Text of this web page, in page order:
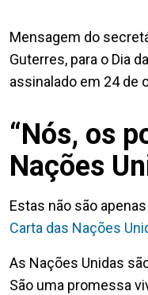
Mensagem do
Guterres, para o Dia
assinalado em 24 de
“Nós, os
Nações
Estas não são
Carta das Nações
As Nações Unidas
São uma promessa